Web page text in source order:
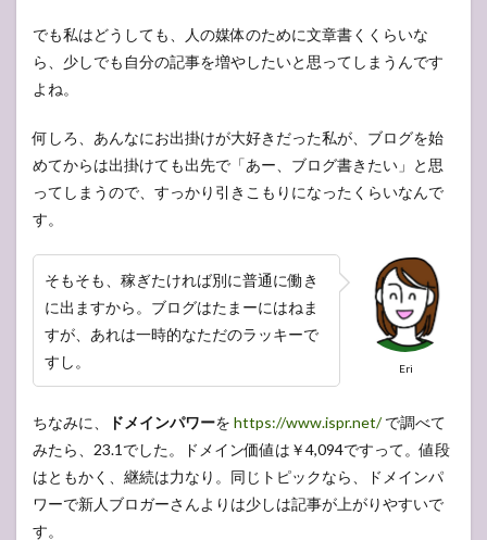
でも私はどうしても、人の媒体のために文章書くくらいな
ら、少しでも自分の記事を増やしたいと思ってしまうんです
よね。
何しろ、あんなにお出掛けが大好きだった私が、ブログを始
めてからは出掛けても出先で「あー、ブログ書きたい」と思
ってしまうので、すっかり引きこもりになったくらいなんで
す。
Eri
そもそも、稼ぎたければ別に普通に働き
に出ますから。ブログはたまーにはねま
すが、あれは一時的なただのラッキーで
すし。
ちなみに、 ドメインパワーを https://www.ispr.net/で調べて
みたら、23.1でした。ドメイン価値は￥4,094ですって。値段
はともかく、継続は力なり。同じトピックなら、ドメインパ
ワーで新人ブロガーさんよりは少しは記事が上がりやすいで
す。